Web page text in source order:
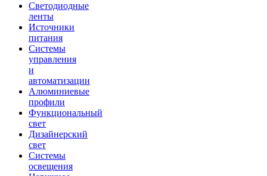
Светодиодные
ленты
Источники
питания
Системы
управления
и
автоматизации
Алюминиевые
профили
Функциональный
свет
Дизайнерский
свет
Системы
освещения